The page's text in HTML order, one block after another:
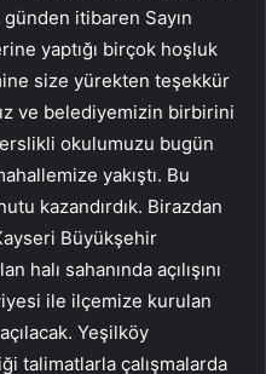
itibaren Sayın
yaptığı birçok hoşluk
size yürekten teşekkür
ve belediyemizin birbirini
okulumuzu bugün
yakıştı. Bu
kazandırdık. Birazdan
Büyükşehir
halı sahanında açılışını
ile ilçemize kurulan
Yeşilköy
talimatlarla çalışmalarda